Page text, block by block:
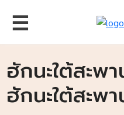
☰
ฮักนะใต้สะพ
ฮักนะใต้สะพ